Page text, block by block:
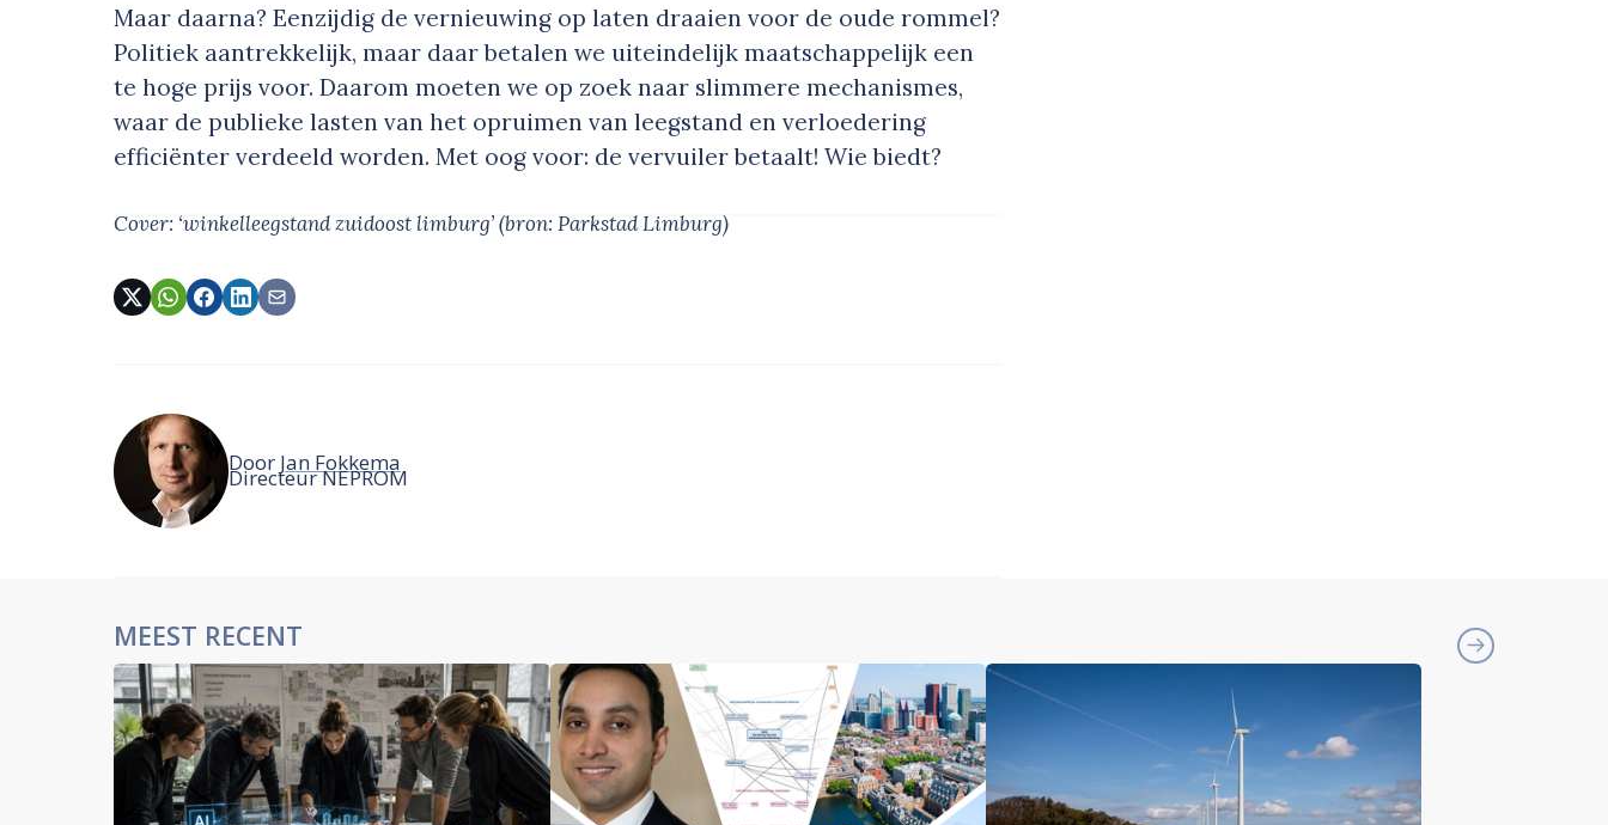
Maar daarna? Eenzijdig de vernieuwing op laten draaien voor de oude rommel?
Politiek aantrekkelijk, maar daar betalen we uiteindelijk maatschappelijk een
te hoge prijs voor. Daarom moeten we op zoek naar slimmere mechanismes,
waar de publieke lasten van het opruimen van leegstand en verloedering
efficiënter verdeeld worden. Met oog voor: de vervuiler betaalt! Wie biedt?
Cover: ‘winkelleegstand zuidoost limburg’(bron: Parkstad Limburg)
Door Jan Fokkema
Directeur NEPROM
MEEST RECENT